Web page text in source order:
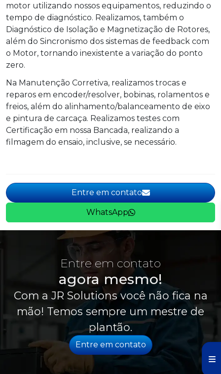
motor utilizando nossos equipamentos, reduzindo o
tempo de diagnóstico. Realizamos, também o
Diagnóstico de Isolação e Magnetização de Rotores,
além do Sincronismo dos sistemas de feedback com
o Motor, tornando inexistente a variação do ponto
zero.
Na Manutenção Corretiva, realizamos trocas e
reparos em encoder/resolver, bobinas, rolamentos e
freios, além do alinhamento/balanceamento de eixo
e pintura de carcaça. Realizamos testes com
Certificação em nossa Bancada, realizando a
filmagem do ensaio, inclusive, se necessário.
Entre em contato
WhatsApp
Entre em contato
agora mesmo!
Com a JR Solutions você não fica na
mão! Temos sempre um mestre de
plantão.
Entre em contato